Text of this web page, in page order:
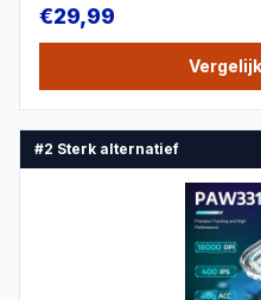
€29,99
#2 Sterk alternatief